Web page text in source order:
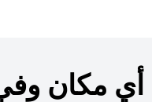
أي مكان